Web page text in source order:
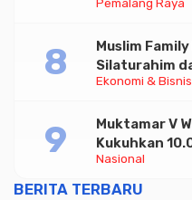
untuk
Ekonomi & Bisnis
Muslim
Silaturahim
Halal di
Nasional
Muktamar V
Kukuhkan
Istiqlal
BERITA TERBARU